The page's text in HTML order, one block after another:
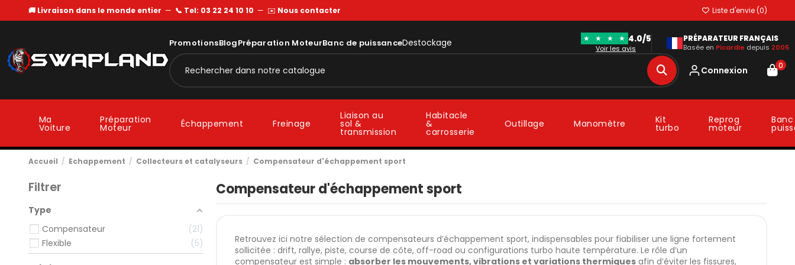
🚚 Livraison dans le monde entier — 📞 Tel: 03 22 24 10 10 — ✉️ Nous contacter Liste d'envie (0)
PromotionsBlogPréparation MoteurBanc de puissanceDestockage ★ ★ ★ ★ 4.0/5
Voir les avis
PRÉPARATEUR FRANÇAIS
Basée en Picardie depuis 2005
Connexion 0
Ma
Voiture
Préparation
Moteur Échappement Freinage
Liaison au
sol &
transmission
Habitacle
&
carrosserie
Outillage Manomètre Kit
turbo
Reprog
moteur
Accueil Echappement Collecteurs et catalyseurs Compensateur d'échappement sport
Compensateur d'échappement sport
Retrouvez ici notre sélection de compensateurs d’échappement sport, indispensables pour fiabiliser une ligne fortement
sollicitée : drift, rallye, piste, course de côte, off-road ou configurations turbo haute température. Le rôle d’un
compensateur est simple : absorber les mouvements, vibrations et variations thermiques afin d’éviter les fissures,
Filtrer
Type
Compensateur
21
Flexible
5